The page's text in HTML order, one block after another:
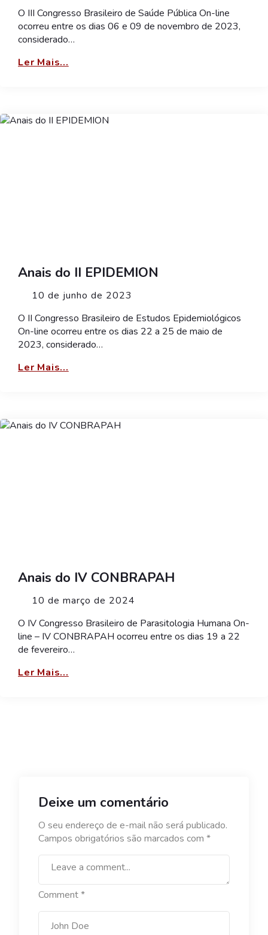
O III Congresso Brasileiro de Saúde Pública On-line
ocorreu entre os dias 06 e 09 de novembro de 2023,
considerado…
Ler Mais...
Anais do II EPIDEMION
10 de junho de 2023
O II Congresso Brasileiro de Estudos Epidemiológicos
On-line ocorreu entre os dias 22 a 25 de maio de
2023, considerado…
Ler Mais...
Anais do IV CONBRAPAH
10 de março de 2024
O IV Congresso Brasileiro de Parasitologia Humana On-
line – IV CONBRAPAH ocorreu entre os dias 19 a 22
de fevereiro…
Ler Mais...
Deixe um comentário
O seu endereço de e-mail não será publicado.
Campos obrigatórios são marcados com *
Comment*